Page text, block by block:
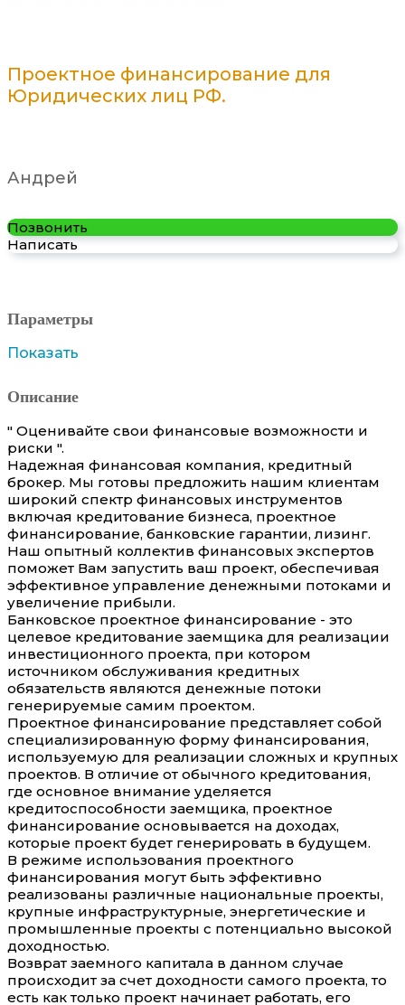
Проектное финансирование для
Юридических лиц РФ.
Андрей
Позвонить
Написать
Параметры
Показать
Описание
" Оценивайте свои финансовые возможности и
риски ".
Надежная финансовая компания, кредитный
брокер. Мы готовы предложить нашим клиентам
широкий спектр финансовых инструментов
включая кредитование бизнеса, проектное
финансирование, банковские гарантии, лизинг.
Наш опытный коллектив финансовых экспертов
поможет Вам запустить ваш проект, обеспечивая
эффективное управление денежными потоками и
увеличение прибыли.
Банковское проектное финансирование - это
целевое кредитование заемщика для реализации
инвестиционного проекта, при котором
источником обслуживания кредитных
обязательств являются денежные потоки
генерируемые самим проектом.
Проектное финансирование представляет собой
специализированную форму финансирования,
используемую для реализации сложных и крупных
проектов. В отличие от обычного кредитования,
где основное внимание уделяется
кредитоспособности заемщика, проектное
финансирование основывается на доходах,
которые проект будет генерировать в будущем.
В режиме использования проектного
финансирования могут быть эффективно
реализованы различные национальные проекты,
крупные инфраструктурные, энергетические и
промышленные проекты с потенциально высокой
доходностью.
Возврат заемного капитала в данном случае
происходит за счет доходности самого проекта, то
есть как только проект начинает работать, его